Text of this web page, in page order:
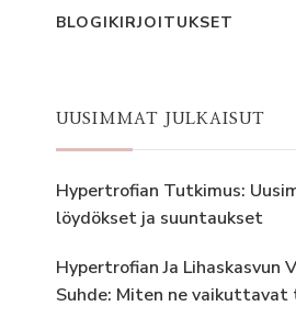
BLOGIKIRJOITUKSET
UUSIMMAT JULKAISUT
Hypertrofian Tutkimus:
löydökset ja suuntaukset
Hypertrofian Ja Lihaskasvun
Suhde: Miten ne vaikuttavat